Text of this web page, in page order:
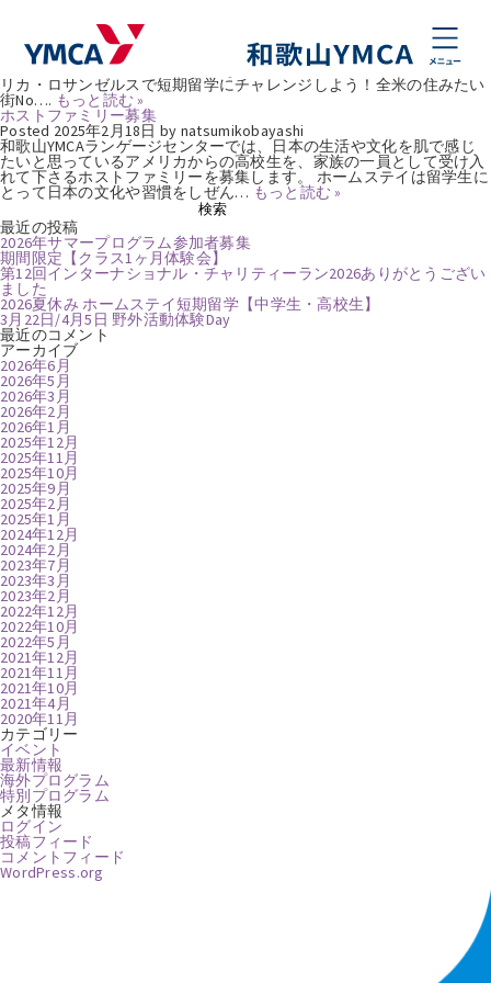
2026夏休み ホームステイ短期留学【中学生・高校生】
2026年3月10日 natsumikobayashi
2026年7月20日(月・祝）～8月6日(木） ＜18日間＞ 2026 夏休み ロサン
ゼルス・サンディエゴで リアルなアメリカ体験 今年の夏休みはアメ
リカ・ロサンゼルスで短期留学にチャレンジしよう！全米の住みたい
街No…. もっと読む »
ホストファミリー募集
Posted 2025年2月18日 by natsumikobayashi
和歌山YMCAランゲージセンターでは、日本の生活や文化を肌で感じ
たいと思っているアメリカからの高校生を、家族の一員として受け入
れて下さるホストファミリーを募集します。 ホームステイは留学生に
とって日本の文化や習慣をしぜん… もっと読む »
検
索:
検索
最近の投稿
2026年サマープログラム参加者募集
期間限定【クラス1ヶ月体験会】
第12回インターナショナル・チャリティーラン2026ありがとうござい
ました
2026夏休み ホームステイ短期留学【中学生・高校生】
3月22日/4月5日 野外活動体験Day
最近のコメント
アーカイブ
2026年6月
2026年5月
2026年3月
2026年2月
2026年1月
2025年12月
2025年11月
2025年10月
2025年9月
2025年2月
2025年1月
2024年12月
2024年2月
2023年7月
2023年3月
2023年2月
2022年12月
2022年10月
2022年5月
2021年12月
2021年11月
2021年10月
2021年4月
2020年11月
カテゴリー
イベント
最新情報
海外プログラム
特別プログラム
メタ情報
ログイン
投稿フィード
コメントフィード
WordPress.org